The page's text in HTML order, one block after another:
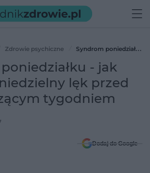
Zdrowie psychiczne
Syndrom poniedziałku -
lęk przed nadchodzącym tygodniem
- jak
lęk przed
tygodniem
Dodaj do Google